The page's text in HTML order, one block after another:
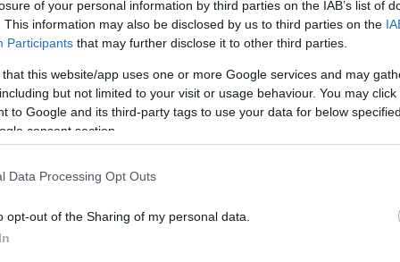
of your personal information by third parties on the IAB’s list of
This information may also be disclosed by us to third parties on the
Participants that may further disclose it to other third parties.
that this website/app uses one or more Google services and may
but not limited to your visit or usage behaviour. You may
to Google and its third-party tags to use your data for below
consent section.
Data Processing Opt Outs
opt-out of the Sharing of my personal data.
fevereiro de 1975 (46 anos)